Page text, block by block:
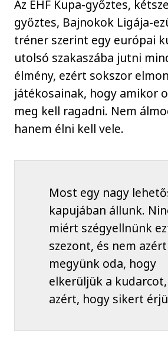
Az EHF Kupa-győztes,
győztes, Bajnokok Ligája-
tréner szerint egy európai
utolsó szakaszába jutni
élmény, ezért sokszor
játékosainak, hogy amikor
meg kell ragadni. Nem
hanem élni kell vele.
Most egy nagy
kapujában állunk.
miért szégyellnünk
szezont, és nem azért
megyünk oda, hogy
elkerüljük a
azért, hogy sikert